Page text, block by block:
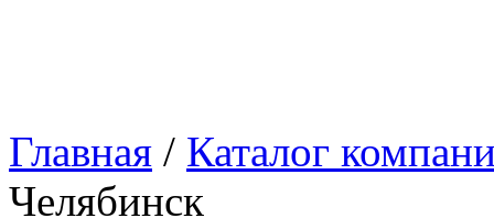
Главная / Каталог
Челябинск